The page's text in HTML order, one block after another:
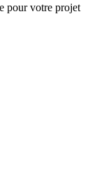
pour votre projet